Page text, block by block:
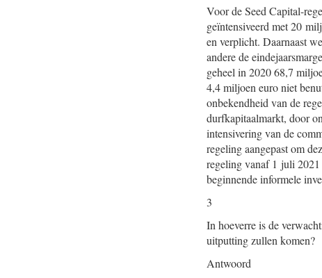
Voor de Seed Capital-
geïntensiveerd met 20
en verplicht. Daarnaast
andere de
geheel in 2020 68,7
4,4 miljoen euro niet
onbekendheid van de
durfkapitaalmarkt, door
intensivering van de
regeling aangepast om
regeling vanaf 1 juli 2021
beginnende informele
3
In hoeverre is de
uitputting zullen komen?
Antwoord